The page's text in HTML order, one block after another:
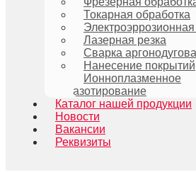
Токарная обработка
Электроэррозионная
Лазерная резка
Сварка
Нанесение покрытий
Ионноплазменное
азотирование
Каталог нашей продукции
Новости
Вакансии
Реквизиты